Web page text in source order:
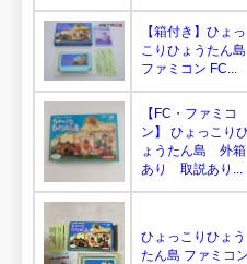
【箱付き】ひょっ
こりひょうたん島
ファミコン FC...
【FC・ファミコ
ン】 ひょっこりひ
ょうたん島 外箱
あり 取説あり...
ひょっこりひょう
たん島 ファミコン